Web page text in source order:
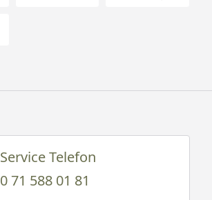
Service Telefon
0 71 588 01 81